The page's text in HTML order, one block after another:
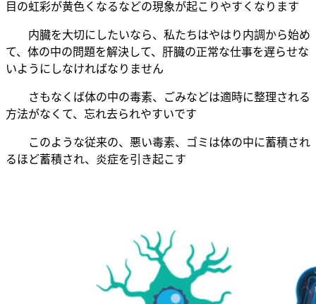
目の虹彩が黄色くなるなどの現象が起こりやすくなります
内臓を大切にしたいなら、私たちはやはり内調から始め
て、体の中の問題を解決して、肝臓の正常な仕事を遅らせな
いようにしなければなりません
さもなくば体の中の毒素、ごみなどは適時に整理される
方法がなくて、忘れ去られやすいです
このような従来の、悪い毒素、ゴミは体の中に蓄積され
るほど蓄積され、炎症を引き起こす